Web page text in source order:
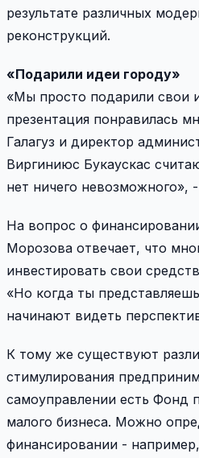
результате различных
реконструкций.
«Подарили идеи городу»
«Мы просто подарили свои
презентация понравилась
Галагуз и директор
Виргиниюс Букаускас
нет ничего невозможного»,
На вопрос о
Морозова отвечает, что
инвестировать свои
«Но когда ты
начинают видеть
К тому же существуют
стимулирования
самоуправлении есть Фонд
малого бизнеса. Можно
финансировании -